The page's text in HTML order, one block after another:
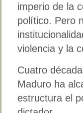
imperio de la
político. Pero
violencia y la
Cuatro
Maduro ha
estructura el